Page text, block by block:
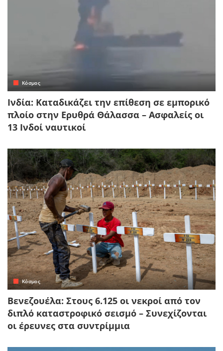
Κόσμος
Ινδία: Καταδικάζει την επίθεση σε εμπορικό
πλοίο στην Ερυθρά Θάλασσα – Ασφαλείς οι
13 Ινδοί ναυτικοί
Κόσμος
Βενεζουέλα: Στους 6.125 οι νεκροί από τον
διπλό καταστροφικό σεισμό – Συνεχίζονται
οι έρευνες στα συντρίμμια